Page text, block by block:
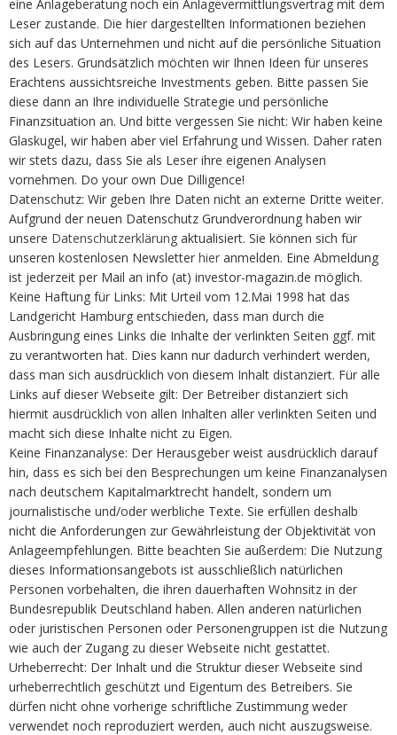
eine Anlageberatung noch ein Anlagevermittlungsvertrag mit dem
Leser zustande. Die hier dargestellten Informationen beziehen
sich auf das Unternehmen und nicht auf die persönliche Situation
des Lesers. Grundsätzlich möchten wir Ihnen Ideen für unseres
Erachtens aussichtsreiche Investments geben. Bitte passen Sie
diese dann an Ihre individuelle Strategie und persönliche
Finanzsituation an. Und bitte vergessen Sie nicht: Wir haben keine
Glaskugel, wir haben aber viel Erfahrung und Wissen. Daher raten
wir stets dazu, dass Sie als Leser ihre eigenen Analysen
vornehmen. Do your own Due Dilligence!
Datenschutz: Wir geben Ihre Daten nicht an externe Dritte weiter.
Aufgrund der neuen Datenschutz Grundverordnung haben wir
unsere Datenschutzerklärung aktualisiert. Sie können sich für
unseren kostenlosen Newsletter hier anmelden. Eine Abmeldung
ist jederzeit per Mail an info (at) investor-magazin.de möglich.
Keine Haftung für Links: Mit Urteil vom 12.Mai 1998 hat das
Landgericht Hamburg entschieden, dass man durch die
Ausbringung eines Links die Inhalte der verlinkten Seiten ggf. mit
zu verantworten hat. Dies kann nur dadurch verhindert werden,
dass man sich ausdrücklich von diesem Inhalt distanziert. Für alle
Links auf dieser Webseite gilt: Der Betreiber distanziert sich
hiermit ausdrücklich von allen Inhalten aller verlinkten Seiten und
macht sich diese Inhalte nicht zu Eigen.
Keine Finanzanalyse: Der Herausgeber weist ausdrücklich darauf
hin, dass es sich bei den Besprechungen um keine Finanzanalysen
nach deutschem Kapitalmarktrecht handelt, sondern um
journalistische und/oder werbliche Texte. Sie erfüllen deshalb
nicht die Anforderungen zur Gewährleistung der Objektivität von
Anlageempfehlungen. Bitte beachten Sie außerdem: Die Nutzung
dieses Informationsangebots ist ausschließlich natürlichen
Personen vorbehalten, die ihren dauerhaften Wohnsitz in der
Bundesrepublik Deutschland haben. Allen anderen natürlichen
oder juristischen Personen oder Personengruppen ist die Nutzung
wie auch der Zugang zu dieser Webseite nicht gestattet.
Urheberrecht: Der Inhalt und die Struktur dieser Webseite sind
urheberrechtlich geschützt und Eigentum des Betreibers. Sie
dürfen nicht ohne vorherige schriftliche Zustimmung weder
verwendet noch reproduziert werden, auch nicht auszugsweise.